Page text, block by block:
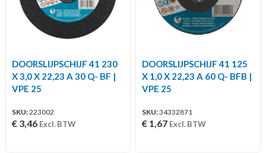
DOORSLIJPSCHIJF 41 230
X 3,0 X 22,23 A 30 Q- BF |
VPE 25
SKU:223002
€ 3,46 Excl. BTW
DOORSLIJPSCHIJF 41 125
X 1,0 X 22,23 A 60 Q- BFB |
VPE 25
SKU:34332871
€ 1,67 Excl. BTW